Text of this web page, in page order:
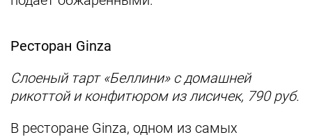
Ресторан Ginza
Слоеный тарт «Беллини» с домашней
рикоттой и конфитюром из лисичек, 790 руб.
В ресторане Ginza, одном из самых